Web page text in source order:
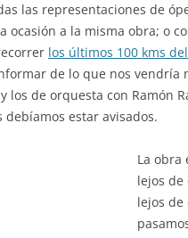
las representaciones de
ocasión a la misma obra; o
los últimos 100 kms
de lo que nos vendría
los de orquesta con Ramón
estar avisados.
La obra
lejos de
lejos